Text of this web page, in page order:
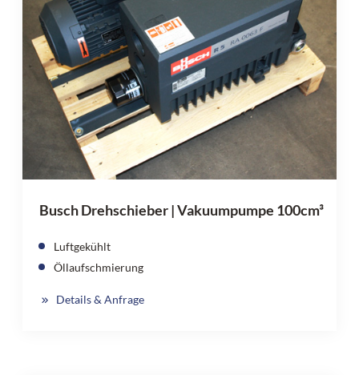
Busch Drehschieber | Vakuumpumpe 100cm³
Luftgekühlt
Öllaufschmierung
Details & Anfrage